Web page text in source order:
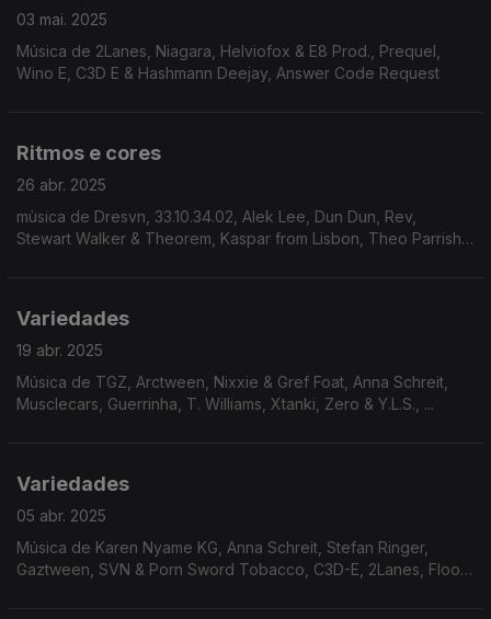
03 mai. 2025
Música de 2Lanes, Niagara, Helviofox & E8 Prod., Prequel,
Wino E, C3D E & Hashmann Deejay, Answer Code Request
Ritmos e cores
26 abr. 2025
mùsica de Dresvn, 33.10.34.02, Alek Lee, Dun Dun, Rev,
Stewart Walker & Theorem, Kaspar from Lisbon, Theo Parrish,
Variedades
19 abr. 2025
Música de TGZ, Arctween, Nixxie & Gref Foat, Anna Schreit,
Musclecars, Guerrinha, T. Williams, Xtanki, Zero & Y.L.S., ...
Variedades
05 abr. 2025
Música de Karen Nyame KG, Anna Schreit, Stefan Ringer,
Gaztween, SVN & Porn Sword Tobacco, C3D-E, 2Lanes, Floor